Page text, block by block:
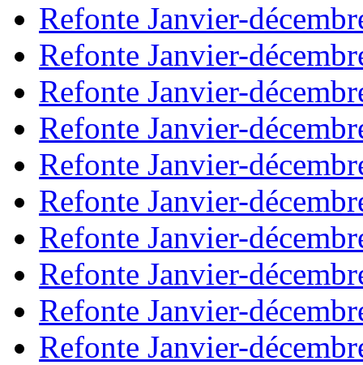
Refonte Janvier-
Refonte Janvier-
Refonte Janvier-
Refonte Janvier-
Refonte Janvier-
Refonte Janvier-
Refonte Janvier-
Refonte Janvier-
Refonte Janvier-
Refonte Janvier-